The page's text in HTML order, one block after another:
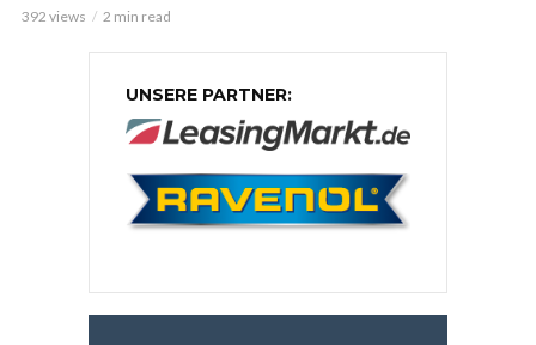
392 views 2 min read
UNSERE PARTNER: